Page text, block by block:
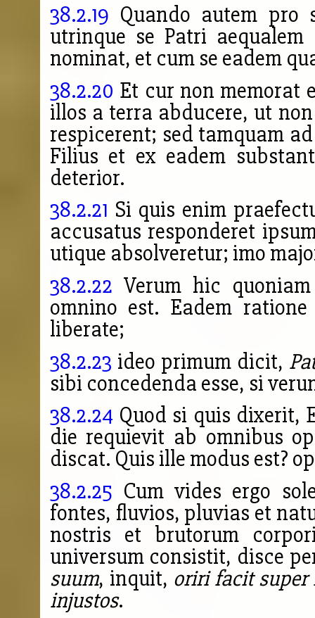
38.2.19 Quando autem pro
utrinque se Patri
nominat, et cum se eadem
38.2.20 Et cur non memorat
illos a terra abducere, ut
respicerent; sed tamquam
Filius et ex eadem
deterior.
38.2.21 Si quis enim
accusatus responderet
utique absolveretur; imo
38.2.22 Verum hic
omnino est. Eadem
liberate;
38.2.23 ideo primum dicit,
sibi concedenda esse, si
38.2.24 Quod si quis dixerit,
die requievit ab omnibus
discat. Quis ille modus est?
38.2.25 Cum vides ergo
fontes, fluvios, pluvias et
nostris et brutorum
universum consistit, disce
suum, inquit, oriri facit super
injustos.